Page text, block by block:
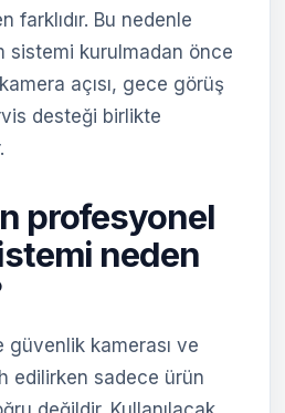
farklıdır. Bu nedenle
sistemi kurulmadan önce
açısı, gece görüş
desteği birlikte
profesyonel
neden
güvenlik kamerası ve
edilirken sadece ürün